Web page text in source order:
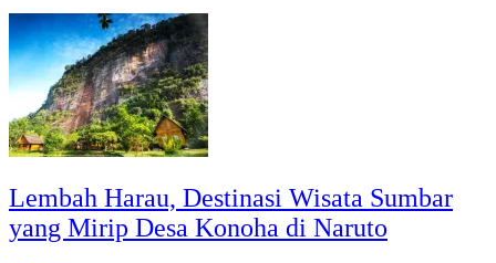
Lembah Harau, Destinasi Wisata Sumbar
yang Mirip Desa Konoha di Naruto